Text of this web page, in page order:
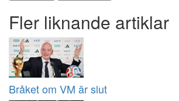
Fler liknande artiklar
Bråket om VM är slut